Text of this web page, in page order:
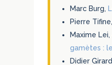
Marc Burg,
Pierre
Maxime Lei,
gamètes :
Didier